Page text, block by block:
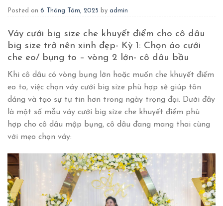
Posted on 6 Tháng Tám, 2025 by admin
Váy cưới big size che khuyết điểm cho cô dâu
big size trở nên xinh đẹp- Kỳ 1: Chọn áo cưới
che eo/ bụng to – vòng 2 lớn- cô dâu bầu
Khi cô dâu có vòng bụng lớn hoặc muốn che khuyết điểm
eo to, việc chọn váy cưới big size phù hợp sẽ giúp tôn
dáng và tạo sự tự tin hơn trong ngày trọng đại. Dưới đây
là một số mẫu váy cưới big size che khuyết điểm phù
hợp cho cô dâu mập bụng, cô dâu đang mang thai cùng
với mẹo chọn váy: